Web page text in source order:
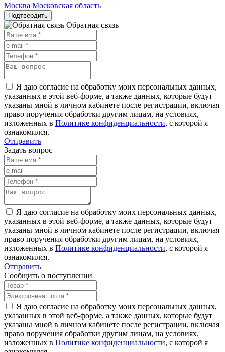
Москва Московская область
Подтвердить
Обратная связь
Я даю согласие на обработку моих персональных данных,
указанных в этой веб-форме, а также данных, которые будут
указаны мной в личном кабинете после регистрации, включая
право поручения обработки другим лицам, на условиях,
изложенных в Политике конфиденциальности, с которой я
ознакомился.
Отправить
Задать вопрос
Я даю согласие на обработку моих персональных данных,
указанных в этой веб-форме, а также данных, которые будут
указаны мной в личном кабинете после регистрации, включая
право поручения обработки другим лицам, на условиях,
изложенных в Политике конфиденциальности, с которой я
ознакомился.
Отправить
Сообщить о поступлении
Я даю согласие на обработку моих персональных данных,
указанных в этой веб-форме, а также данных, которые будут
указаны мной в личном кабинете после регистрации, включая
право поручения обработки другим лицам, на условиях,
изложенных в Политике конфиденциальности, с которой я